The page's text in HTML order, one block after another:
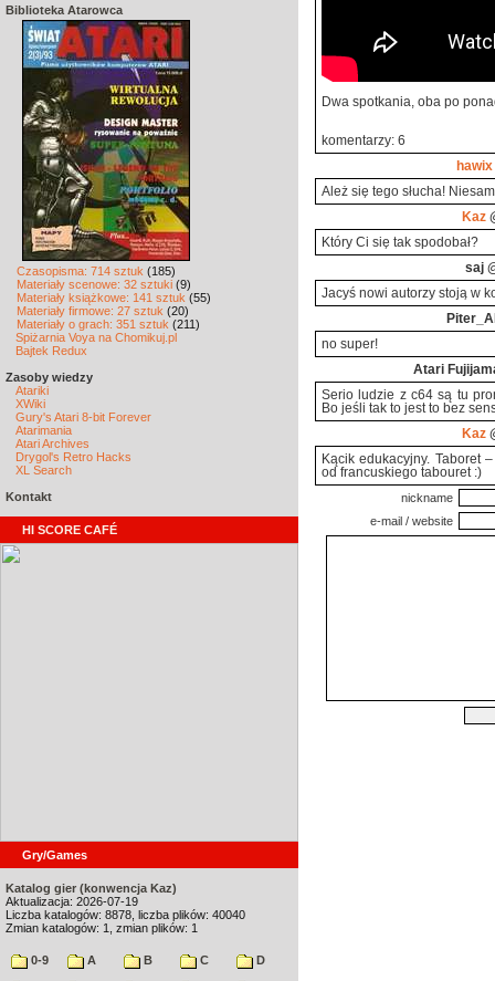
Biblioteka Atarowca
Czasopisma: 714 sztuk (185)
Materiały scenowe: 32 sztuki (9)
Materiały książkowe: 141 sztuk (55)
Materiały firmowe: 27 sztuk (20)
Materiały o grach: 351 sztuk (211)
Spiżarnia Voya na Chomikuj.pl
Bajtek Redux
Zasoby wiedzy
Atariki
XWiki
Gury's Atari 8-bit Forever
Atarimania
Atari Archives
Drygol's Retro Hacks
XL Search
Kontakt
HI SCORE CAFÉ
Gry/Games
Katalog gier (konwencja Kaz)
Aktualizacja: 2026-07-19
Liczba katalogów: 8878, liczba plików: 40040
Zmian katalogów: 1, zmian plików: 1
0-9 A B C
D
Dwa spotkania, oba po
komentarzy: 6
hawix
Ależ się tego słucha!
Kaz
Który Ci się tak spodobał?
saj
Jacyś nowi autorzy stoją w
no super!
Atari
Serio ludzie z c64 są tu
Bo jeśli tak to jest to bez
Kaz
Kącik edukacyjny. Taboret
od francuskiego tabouret :)
nickname
e-mail / website